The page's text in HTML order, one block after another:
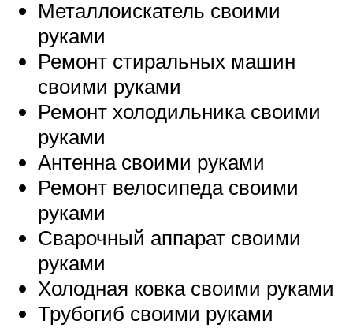
Металлоискатель своими
руками
Ремонт стиральных машин
своими руками
Ремонт холодильника своими
руками
Антенна своими руками
Ремонт велосипеда своими
руками
Сварочный аппарат своими
руками
Холодная ковка своими руками
Трубогиб своими руками